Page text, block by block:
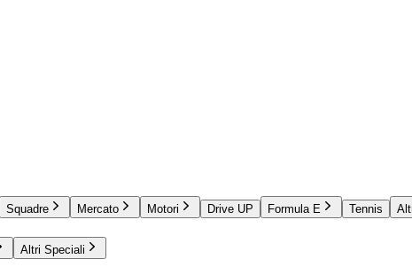
Squadre Mercato Motori Drive UP Formula E Tennis
Altri Speciali